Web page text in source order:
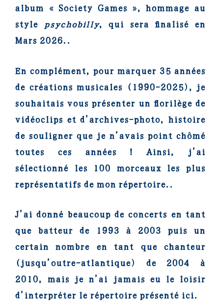
album « Society Games », hommage au
style psychobilly, qui sera finalisé en
Mars 2026..
En complément, pour marquer 35 années
de créations musicales (1990-2025), je
souhaitais vous présenter un florilège de
vidéoclips et d’archives-photo, histoire
de souligner que je n’avais point chômé
toutes ces années ! Ainsi, j’ai
sélectionné les 100 morceaux les plus
représentatifs de mon répertoire..
J’ai donné beaucoup de concerts en tant
que batteur de 1993 à 2003 puis un
certain nombre en tant que chanteur
(jusqu’outre-atlantique) de 2004 à
2010, mais je n’ai jamais eu le loisir
d’interpréter le répertoire présenté ici.